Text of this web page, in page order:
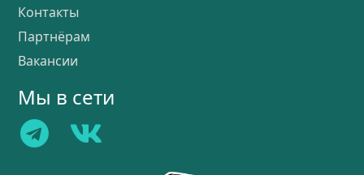
Контакты
Партнёрам
Вакансии
Мы в сети